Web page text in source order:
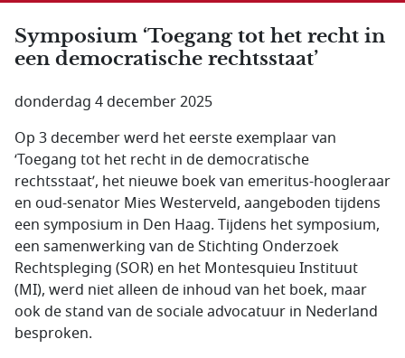
Symposium ‘Toegang tot het recht in
een democratische rechtsstaat’
donderdag 4 december 2025
Op 3 december werd het eerste exemplaar van
‘Toegang tot het recht in de democratische
rechtsstaat’, het nieuwe boek van emeritus-hoogleraar
en oud-senator Mies Westerveld, aangeboden tijdens
een symposium in Den Haag. Tijdens het symposium,
een samenwerking van de Stichting Onderzoek
Rechtspleging (SOR) en het Montesquieu Instituut
(MI), werd niet alleen de inhoud van het boek, maar
ook de stand van de sociale advocatuur in Nederland
besproken.